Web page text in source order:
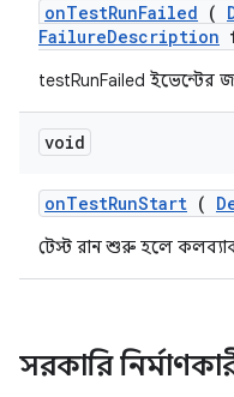
onTestRunFailed (
FailureDescription
testRunFailed ইভেন্টের
void
onTestRunStart (
টেস্ট রান শুরু হলে
সরকারি